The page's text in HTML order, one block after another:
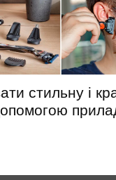
стильну і